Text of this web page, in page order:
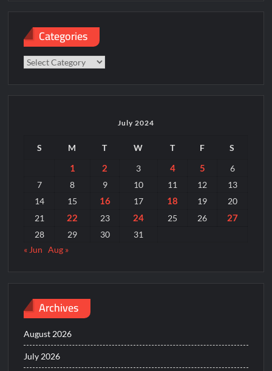
Categories
Categories
July 2024
S M T W T F S
1 2 3 4 5
6
7
8 9 10 11 12
13
14
15 16 17 18 19
20
21
22 23 24 25 26 27
28 29 30
31
« Jun
Aug »
Archives
August 2026
July 2026